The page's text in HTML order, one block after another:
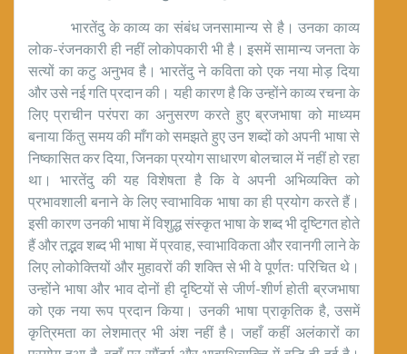
भारतेंदु के काव्य का संबंध जनसामान्य से है। उनका काव्य
लोक-रंजनकारी ही नहीं लोकोपकारी भी है। इसमें सामान्य जनता के
सत्यों का कटु अनुभव है। भारतेंदु ने कविता को एक नया मोड़ दिया
और उसे नई गति प्रदान की। यही कारण है कि उन्होंने काव्य रचना के
लिए प्राचीन परंपरा का अनुसरण करते हुए ब्रजभाषा को माध्यम
बनाया किंतु समय की माँग को समझते हुए उन शब्दों को अपनी भाषा से
निष्कासित कर दिया, जिनका प्रयोग साधारण बोलचाल में नहीं हो रहा
था। भारतेंदु की यह विशेषता है कि वे अपनी अभिव्यक्ति को
प्रभावशाली बनाने के लिए स्वाभाविक भाषा का ही प्रयोग करते हैं।
इसी कारण उनकी भाषा में विशुद्ध संस्कृत भाषा के शब्द भी दृष्टिगत होते
हैं और तद्भव शब्द भी भाषा में प्रवाह, स्वाभाविकता और रवानगी लाने के
लिए लोकोक्तियों और मुहावरों की शक्ति से भी वे पूर्णतः परिचित थे।
उन्होंने भाषा और भाव दोनों ही दृष्टियों से जीर्ण-शीर्ण होती ब्रजभाषा
को एक नया रूप प्रदान किया। उनकी भाषा प्राकृतिक है, उसमें
कृत्रिमता का लेशमात्र भी अंश नहीं है। जहाँ कहीं अलंकारों का